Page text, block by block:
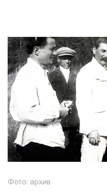
Фото: архив